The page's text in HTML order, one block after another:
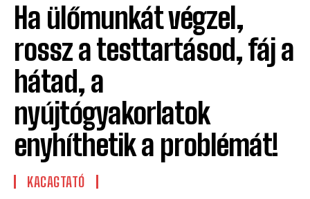
Ha ülőmunkát végzel,
rossz a testtartásod, fáj a
hátad, a
nyújtógyakorlatok
enyhíthetik a problémát!
KACAGTATÓ